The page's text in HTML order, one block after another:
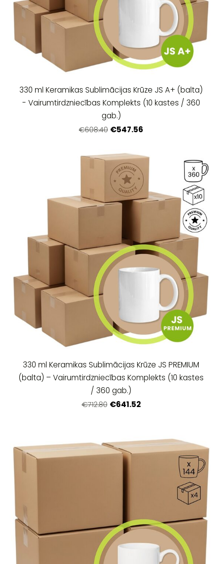
330 ml Keramikas Sublimācijas Krūze JS A+ (balta)
- Vairumtirdzniecības Komplekts (10 kastes / 360
gab.)
€608.40 €547.56
330 ml Keramikas Sublimācijas Krūze JS PREMIUM
(balta) – Vairumtirdzniecības Komplekts (10 kastes
/ 360 gab.)
€712.80 €641.52